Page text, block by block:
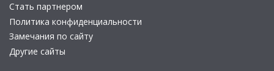
Стать партнером
Политика конфиденциальности
Замечания по сайту
Другие сайты